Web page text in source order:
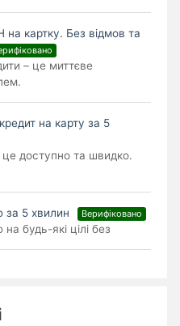
картку. Без відмов та
– це миттєве
на карту за 5
доступно та швидко.
за 5 хвилин Верифіковано
будь-які цілі без